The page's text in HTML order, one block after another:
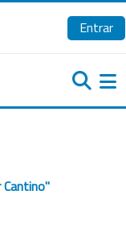
Entrar